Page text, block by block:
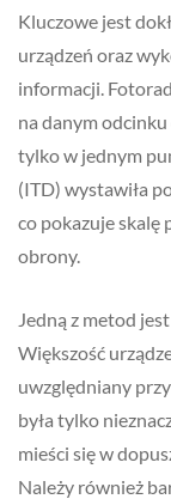
Kluczowe jest
urządzeń oraz
informacji.
na danym
tylko w jednym
(ITD) wystawiła
co pokazuje skalę
obrony.
Jedną z metod
Większość
uwzględniany
była tylko
mieści się w
Należy również